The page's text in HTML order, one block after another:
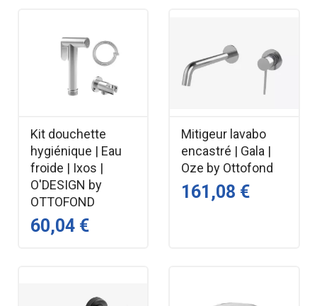
Kit douchette
hygiénique | Eau
froide | Ixos |
O'DESIGN by
OTTOFOND
60,04 €
Mitigeur lavabo
encastré | Gala |
Oze by Ottofond
161,08 €